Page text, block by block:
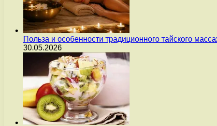
Польза и особенности традиционного тайского
30.05.2026